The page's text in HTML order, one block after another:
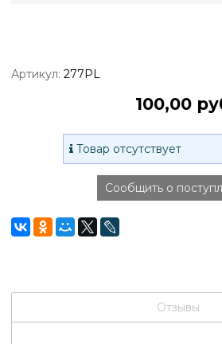
Артикул: 277PL
100,00
Товар отсутствует
Сообщить о
Отзывы